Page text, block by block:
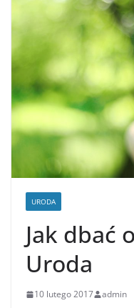
URODA
Jak dbać
Uroda
10 lutego 2017 admin